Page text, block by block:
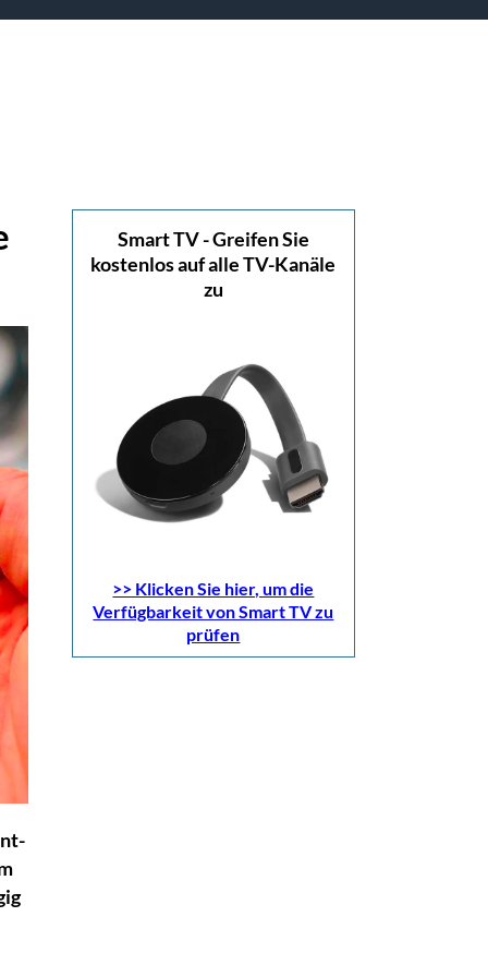
Smart TV - Greifen Sie
kostenlos auf alle TV-Kanäle
zu
>> Klicken Sie hier, um die
Verfügbarkeit von Smart TV zu
prüfen